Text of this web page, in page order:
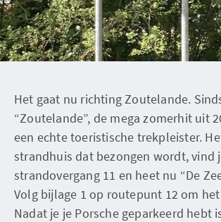
Het gaat nu richting Zoutelande.
“Zoutelande”, de mega zomerhit uit
een echte toeristische trekpleister.
strandhuis dat bezongen wordt, vind
strandovergang 11 en heet nu “De
Volg bijlage 1 op routepunt 12 om
Nadat je je Porsche geparkeerd hebt